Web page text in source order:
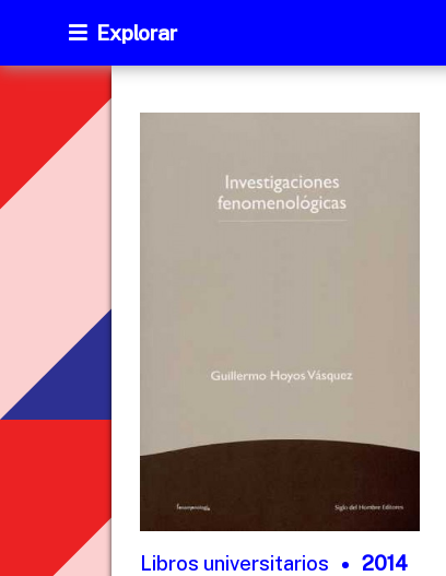
Explorar
Libros universitarios 2014